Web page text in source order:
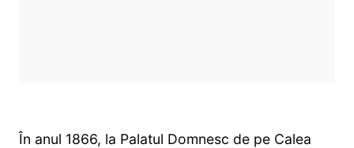
În anul 1866, la Palatul Domnesc de pe Calea